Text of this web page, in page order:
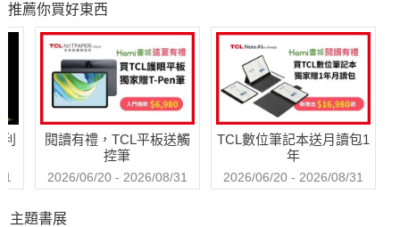
推薦你買好東西
閱讀有禮，TCL平板送觸
控筆
2026/06/20 - 2026/08/31
TCL數位筆記本送月讀包1
年
2026/06/20 - 2026/08/31
主題書展